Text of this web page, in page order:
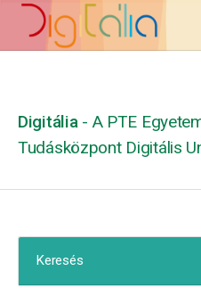
Digitália - A PTE
Tudásközpont Digitális
Keresés